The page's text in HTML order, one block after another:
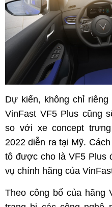
Dự kiến, không chỉ
VinFast VF5 Plus cũng
so với xe concept
2022 diễn ra tại Mỹ.
tô được cho là VF5 Plus
vụ chính hãng của
Theo công bố của hãng